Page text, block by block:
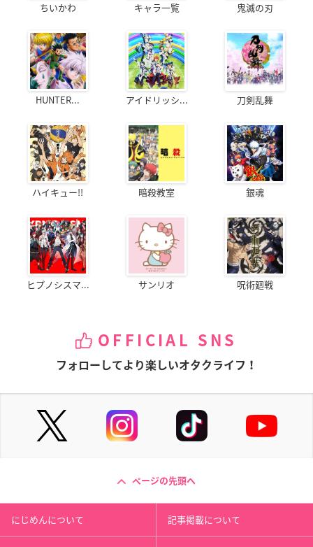
ちいかわ キャラ一覧 鬼滅の刃
HUNTER... アイドリッシ... 刀剣乱舞
ハイキュー!! 暗殺教室 銀魂
ヒプノシスマ... サンリオ 呪術廻戦
OFFICIAL SNS
フォローしてより楽しいオタクライフ！
ページの先頭へ
にじめんについて 記事掲載について